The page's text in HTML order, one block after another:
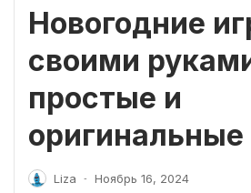
Новогодние
своими
простые и
оригинальные
Liza - Ноябрь 16, 2024